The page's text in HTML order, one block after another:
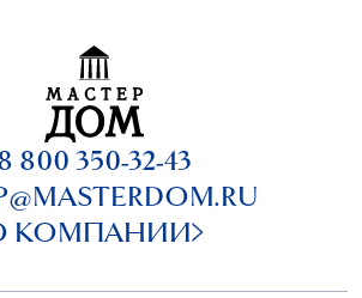
800 350-32-43
КОМПАНИИ